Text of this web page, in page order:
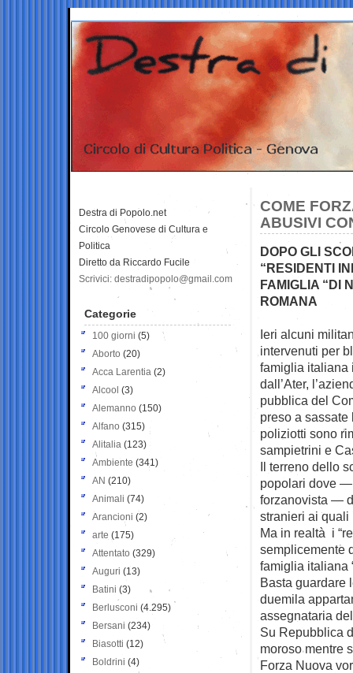
COME
ABUSIVI
DOPO GLI
“RESIDENTI
FAMIGLIA “DI
ROMANA
Ieri alcuni
intervenuti per
famiglia italiana
dall’Ater,
pubblica del
preso a sassate
poliziotti sono
sampietrini e
Il terreno dello
popolari dove
forzanovista —
stranieri ai quali
Ma in realtà i
semplicemente
famiglia italiana
Basta guardare
duemila
assegnataria
Su Repubblica
moroso mentre
Forza Nuova
Destra di Popolo.net
Circolo Genovese di Cultura e
Politica
Diretto da Riccardo Fucile
Scrivici: destradipopolo@gmail.com
Categorie
100 giorni (5)
Aborto (20)
Acca Larentia (2)
Alcool (3)
Alemanno (150)
Alfano (315)
Alitalia (123)
Ambiente (341)
AN (210)
Animali (74)
Arancioni (2)
arte (175)
Attentato (329)
Auguri (13)
Batini (3)
Berlusconi (4.295)
Bersani (234)
Biasotti (12)
Boldrini (4)